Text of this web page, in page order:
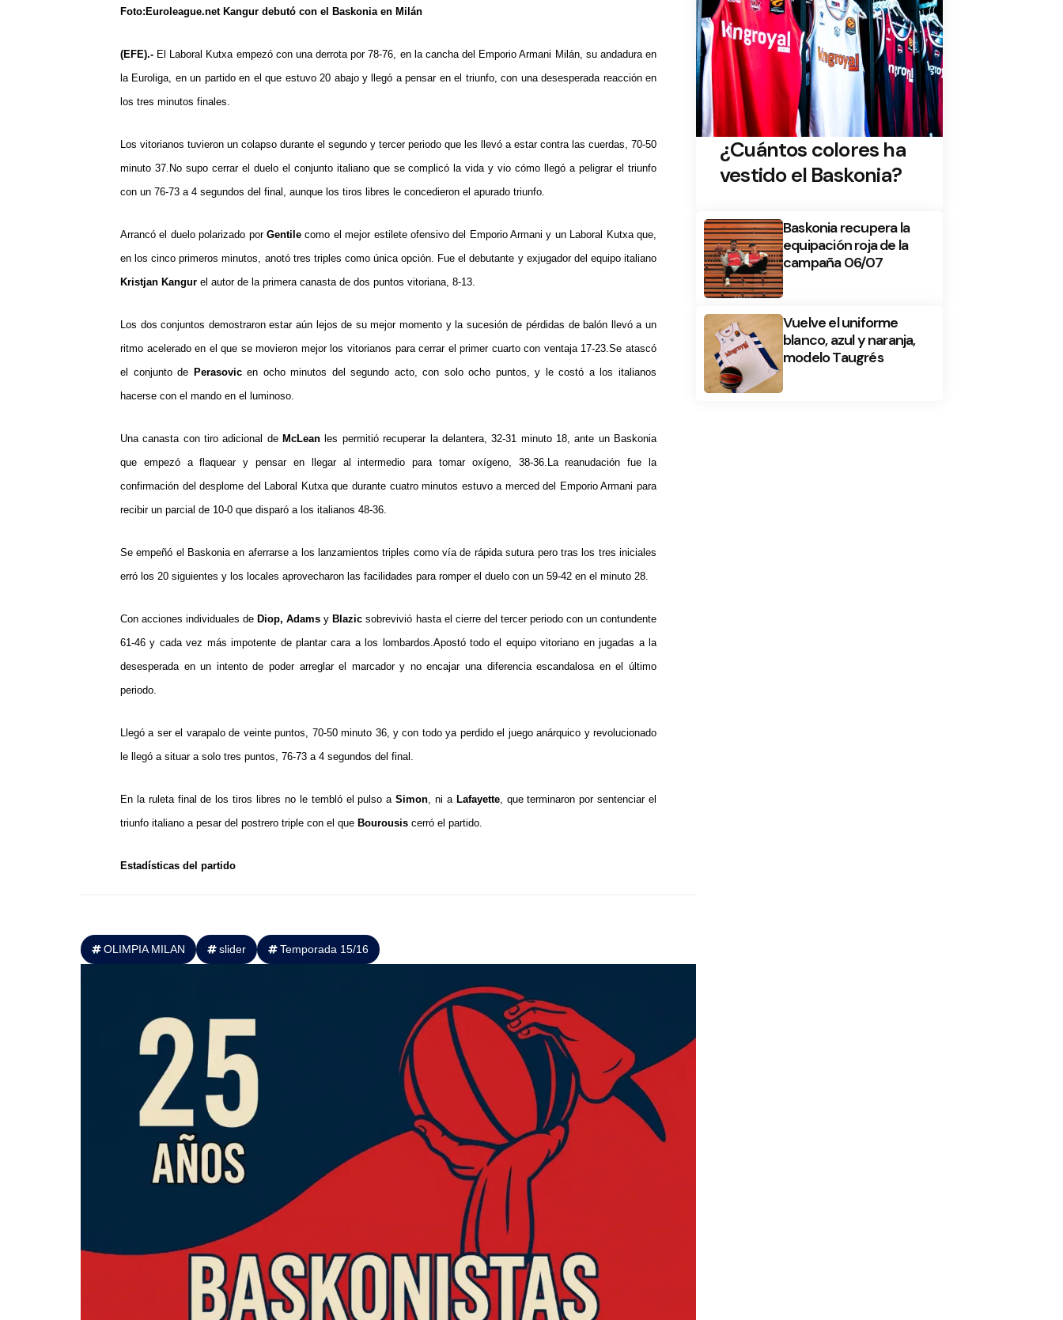
Foto:Euroleague.net Kangur debutó con el Baskonia en Milán
(EFE).- El Laboral Kutxa empezó con una derrota por 78-76, en la cancha del Emporio Armani Milán, su andadura en
la Euroliga, en un partido en el que estuvo 20 abajo y llegó a pensar en el triunfo, con una desesperada reacción en
los tres minutos finales.
Los vitorianos tuvieron un colapso durante el segundo y tercer periodo que les llevó a estar contra las cuerdas, 70-50
minuto 37. No supo cerrar el duelo el conjunto italiano que se complicó la vida y vio cómo llegó a peligrar el triunfo
con un 76-73 a 4 segundos del final, aunque los tiros libres le concedieron el apurado triunfo.
Arrancó el duelo polarizado por Gentilecomo el mejor estilete ofensivo del Emporio Armani y un Laboral Kutxa que,
en los cinco primeros minutos, anotó tres triples como única opción. Fue el debutante y exjugador del equipo italiano
Kristjan Kangur el autor de la primera canasta de dos puntos vitoriana, 8-13.
Los dos conjuntos demostraron estar aún lejos de su mejor momento y la sucesión de pérdidas de balón llevó a un
ritmo acelerado en el que se movieron mejor los vitorianos para cerrar el primer cuarto con ventaja 17-23.Se atascó
el conjunto de Perasovicen ocho minutos del segundo acto, con solo ocho puntos, y le costó a los italianos
hacerse con el mando en el luminoso.
Una canasta con tiro adicional deMcLean les permitió recuperar la delantera, 32-31 minuto 18, ante un Baskonia
que empezó a flaquear y pensar en llegar al intermedio para tomar oxígeno, 38-36.
La reanudación fue la
confirmación del desplome del Laboral Kutxa que durante cuatro minutos estuvo a merced del Emporio Armani para
recibir un parcial de 10-0 que disparó a los italianos 48-36.
Se empeñó el Baskonia en aferrarse a los lanzamientos triples como vía de rápida sutura pero tras los tres iniciales
erró los 20 siguientes y los locales aprovecharon las facilidades para romper el duelo con un 59-42 en el minuto 28.
Con acciones individuales de Diop, Adams y Blazic sobrevivió hasta el cierre del tercer periodo con un contundente
61-46 y cada vez más impotente de plantar cara a los lombardos. Apostó todo el equipo vitoriano en jugadas a la
desesperada en un intento de poder arreglar el marcador y no encajar una diferencia escandalosa en el último
periodo.
Llegó a ser el varapalo de veinte puntos, 70-50 minuto 36, y con todo ya perdido el juego anárquico y revolucionado
le llegó a situar a solo tres puntos, 76-73 a 4 segundos del final.
En la ruleta final de los tiros libres no le tembló el pulso aSimon , ni a Lafayette, que terminaron por sentenciar el
triunfo italiano a pesar del postrero triple con el que Bourousis cerró el partido.
Estadísticas del partido
OLIMPIA MILAN slider Temporada 15/16
¿Cuántos colores ha
vestido el Baskonia?
Baskonia recupera la
equipación roja de la
campaña 06/07
Vuelve el uniforme
blanco, azul y naranja,
modelo Taugrés